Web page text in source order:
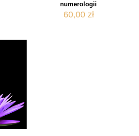
numerologii
60,00 zł